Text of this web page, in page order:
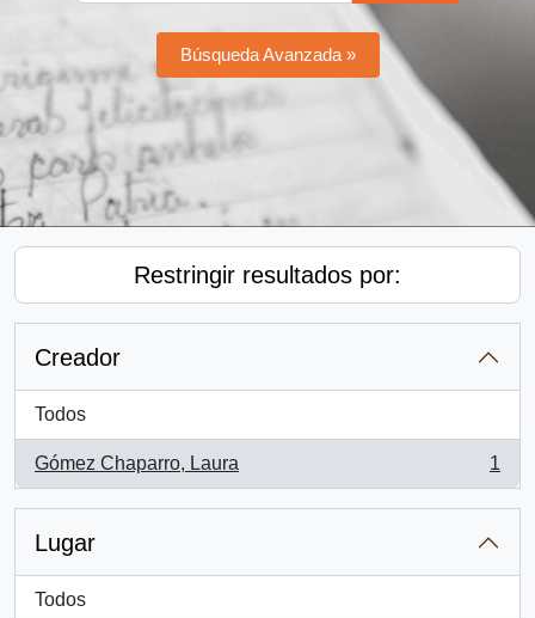
Búsqueda Avanzada »
Restringir resultados por:
Creador
Todos
Gómez Chaparro, Laura
, 1 resultados
1
Lugar
Todos